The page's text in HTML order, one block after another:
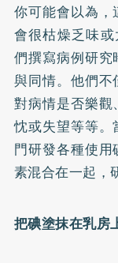
你可能會以為
會很枯燥乏味
們撰寫病例研
與同情。他們
對病情是否樂
忱或失望等等
門研發各種使
素混合在一起，
把碘塗抹在乳